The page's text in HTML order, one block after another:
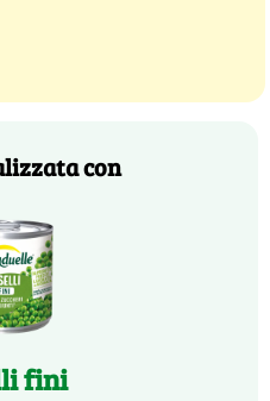
con
fini